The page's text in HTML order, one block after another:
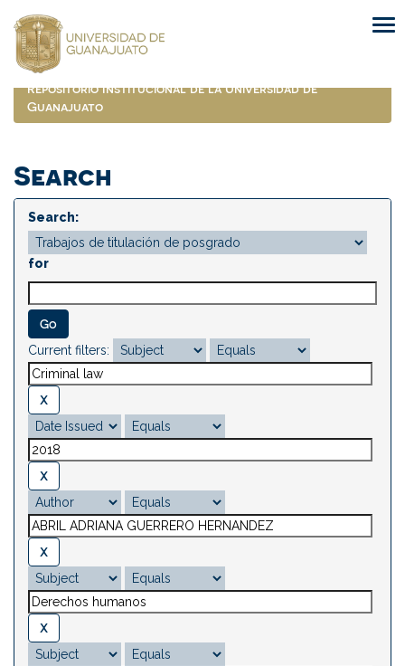
navigation
Repositorio Institucional de la Universidad de
Guanajuato
Search
Search:
for
Current filters: